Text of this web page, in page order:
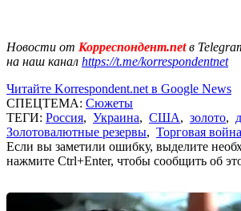
Новости от Корреспондент.netв
на наш канал https://t.me/korrespondentnet
Читайте Korrespondent.net в Google News
СПЕЦТЕМА: Сюжеты
ТЕГИ: Россия, Украина, США, золото,
Золотовалютные резервы, Торговая война
Если вы заметили ошибку, выделите
нажмите Ctrl+Enter, чтобы сообщить об